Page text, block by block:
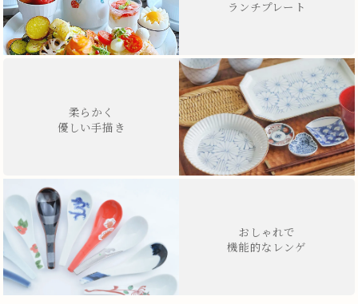
ランチプレート
柔らかく
優しい手描き
おしゃれで
機能的なレンゲ